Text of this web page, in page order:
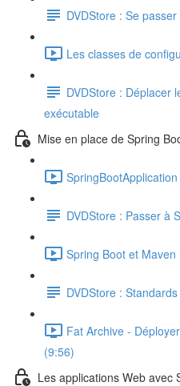
DVDStore : Se
Les classes de
DVDStore : Déplacer
exécutable
Mise en place de Spring
DVDStore : Passer à
Spring Boot et Maven
DVDStore :
Fat Archive -
(9:56)
Les applications Web avec